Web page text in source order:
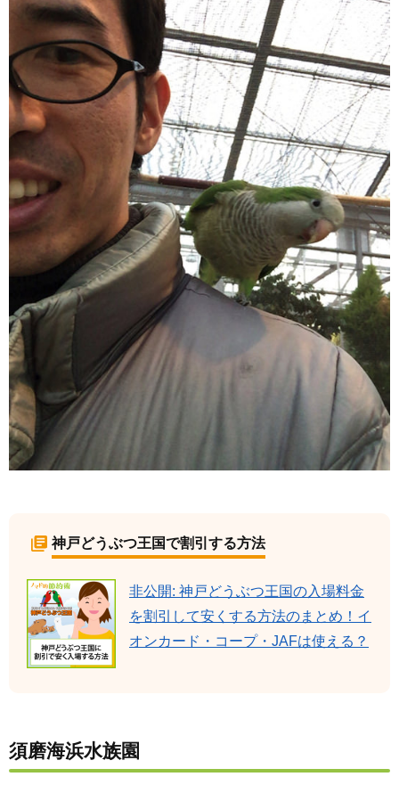
神戸どうぶつ王国で割引する方法
非公開: 神戸どうぶつ王国の入場料金
を割引して安くする方法のまとめ！イ
オンカード・コープ・JAFは使える？
須磨海浜水族園